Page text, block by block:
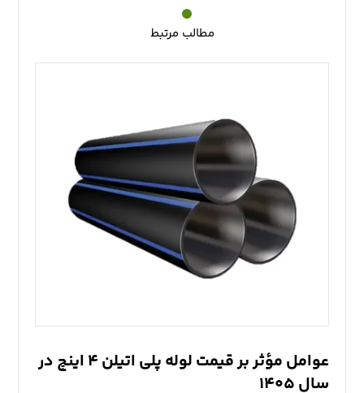
مطالب مرتبط
عوامل مؤثر بر قیمت لوله پلی اتیلن ۴ اینچ در
سال ۱۴۰۵